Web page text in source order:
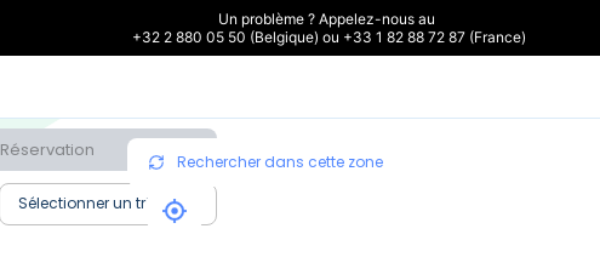
Un problème ? Appelez-nous au
+32 2 880 05 50 (Belgique) ou +33 1 82 88 72 87 (France)
Réservation
Sélectionner un tri
Rechercher dans cette zone